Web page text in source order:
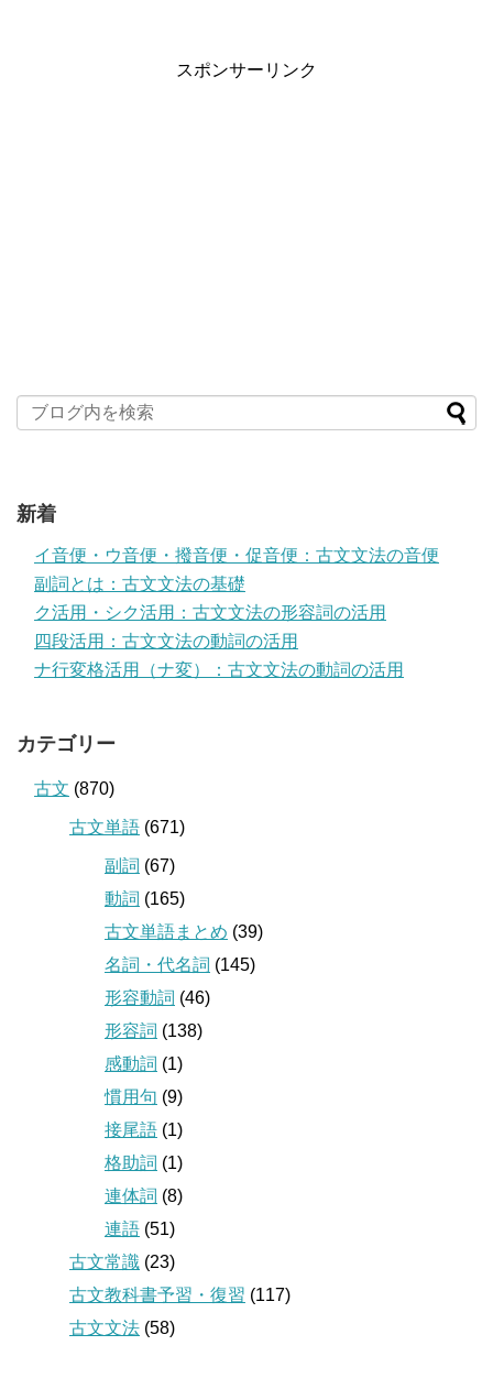
スポンサーリンク
新着
イ音便・ウ音便・撥音便・促音便：古文文法の音便
副詞とは：古文文法の基礎
ク活用・シク活用：古文文法の形容詞の活用
四段活用：古文文法の動詞の活用
ナ行変格活用（ナ変）：古文文法の動詞の活用
カテゴリー
古文 (870)
古文単語 (671)
副詞 (67)
動詞 (165)
古文単語まとめ (39)
名詞・代名詞 (145)
形容動詞 (46)
形容詞 (138)
感動詞 (1)
慣用句 (9)
接尾語 (1)
格助詞 (1)
連体詞 (8)
連語 (51)
古文常識 (23)
古文教科書予習・復習 (117)
古文文法 (58)